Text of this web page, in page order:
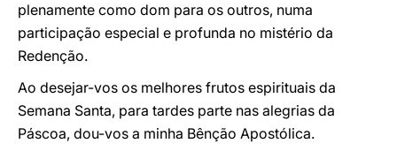
plenamente como dom para os outros, numa
participação especial e profunda no mistério da
Redenção.
Ao desejar-vos os melhores frutos espirituais da
Semana Santa, para tardes parte nas alegrias da
Páscoa, dou-vos a minha Bênção Apostólica.